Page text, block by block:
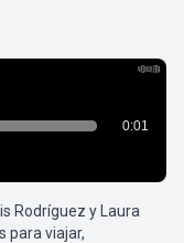
Rodríguez y Laura
para viajar,